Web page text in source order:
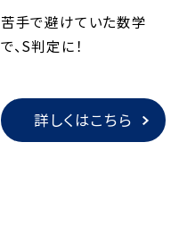
苦手で避けていた数学
で、S判定に！
詳しくはこちら